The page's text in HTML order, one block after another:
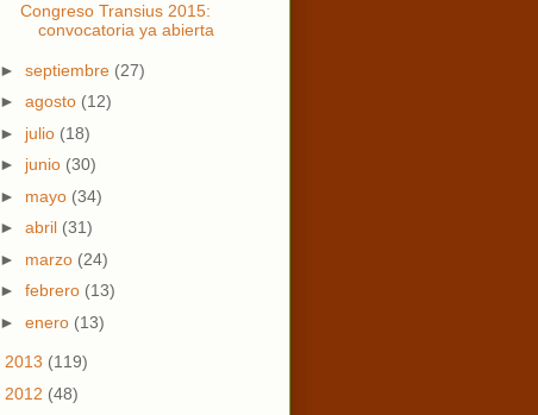
Congreso Transius 2015:
convocatoria ya abierta
► septiembre (27)
► agosto (12)
► julio (18)
► junio (30)
► mayo (34)
► abril (31)
► marzo (24)
► febrero (13)
► enero (13)
2013 (119)
2012 (48)